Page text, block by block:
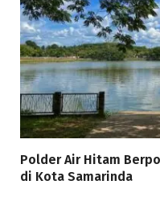
Polder Air Hitam
di Kota Samarinda